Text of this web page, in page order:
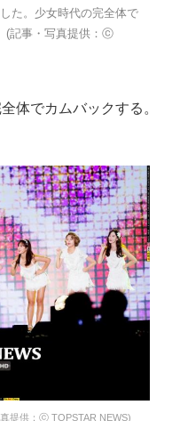
た。少女時代の完全体で
(記事・写真提供：ⓒ
体でカムバックする。
提供：ⓒ TOPSTAR NEWS)